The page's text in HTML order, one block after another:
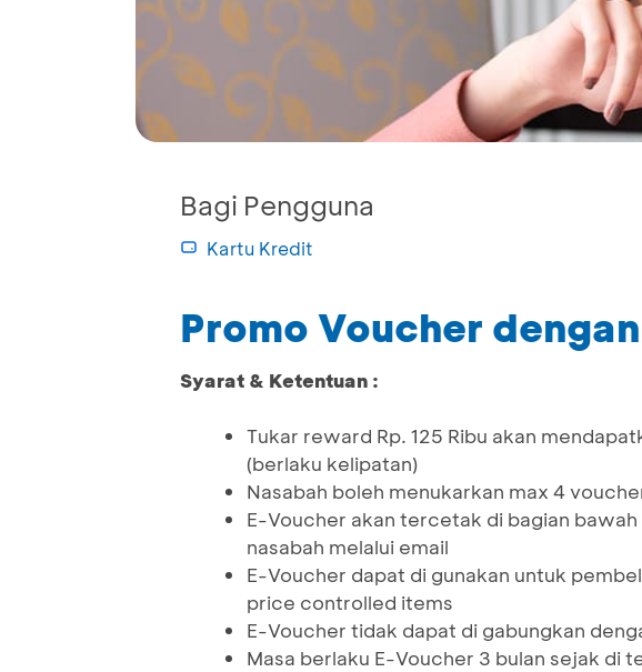
Bagi Pengguna
Kartu Kredit
Promo Voucher
Syarat & Ketentuan :
Tukar reward Rp. 125 Ribu akan
(berlaku kelipatan)
Nasabah boleh menukarkan max 4
E-Voucher akan tercetak di bagian
nasabah melalui email
E-Voucher dapat di gunakan untuk
price controlled items
E-Voucher tidak dapat di gabungkan
Masa berlaku E-Voucher 3 bulan sejak di